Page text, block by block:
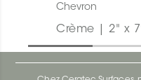
Chevron
Crème | 2" x